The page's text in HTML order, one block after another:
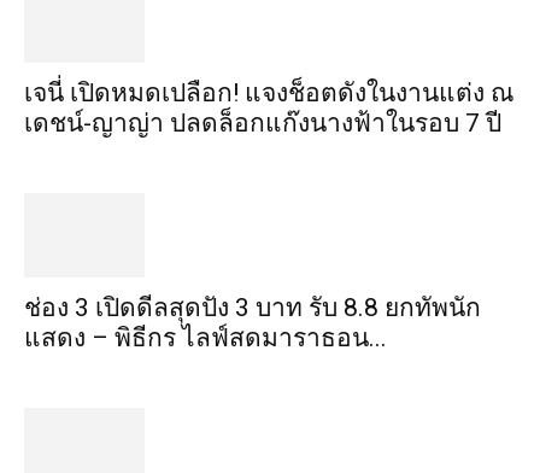
เจนี่ เปิดหมดเปลือก! แจงช็อตดังในงานแต่ง ณ
เดชน์-ญาญ่า ปลดล็อกแก๊งนางฟ้าในรอบ 7 ปี
ช่อง 3 เปิดดีลสุดปัง 3 บาท รับ 8.8 ยกทัพนัก
แสดง – พิธีกร ไลฟ์สดมาราธอน...